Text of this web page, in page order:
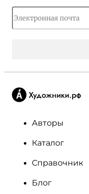
Авторы
Каталог
Справочник
Блог